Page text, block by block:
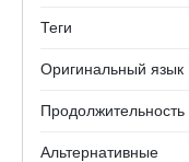
Теги
Оригинальный язык
Продолжительность
Альтернативные